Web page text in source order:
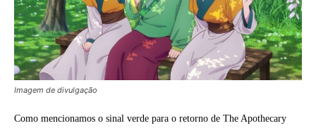
Imagem de divulgação
Como mencionamos o sinal verde para o retorno de The Apothecary